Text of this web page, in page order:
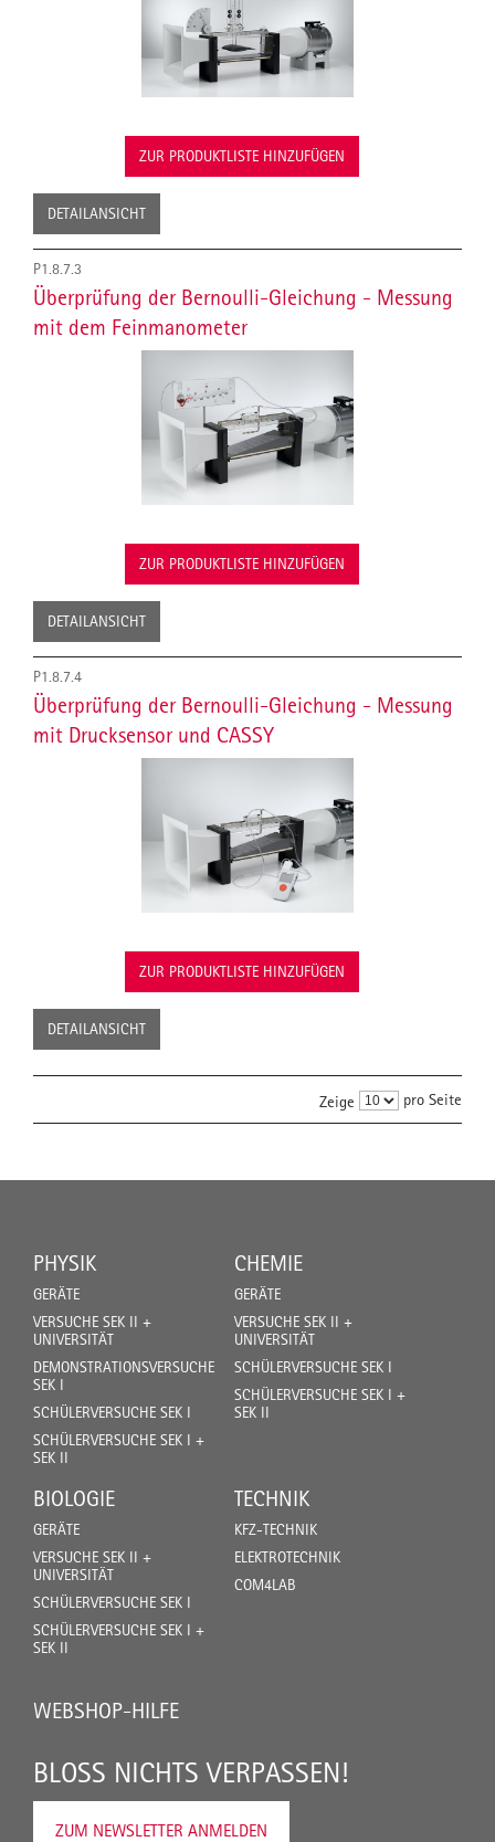
ZUR PRODUKTLISTE HINZUFÜGEN
DETAILANSICHT
P1.8.7.3
Überprüfung der Bernoulli-Gleichung - Messung
mit dem Feinmanometer
ZUR PRODUKTLISTE HINZUFÜGEN
DETAILANSICHT
P1.8.7.4
Überprüfung der Bernoulli-Gleichung - Messung
mit Drucksensor und CASSY
ZUR PRODUKTLISTE HINZUFÜGEN
DETAILANSICHT
Zeige pro Seite
PHYSIK
GERÄTE
VERSUCHE SEK II +
UNIVERSITÄT
DEMONSTRATIONSVERSUCHE
SEK I
SCHÜLERVERSUCHE SEK I
SCHÜLERVERSUCHE SEK I +
SEK II
CHEMIE
GERÄTE
VERSUCHE SEK II +
UNIVERSITÄT
SCHÜLERVERSUCHE SEK I
SCHÜLERVERSUCHE SEK I +
SEK II
BIOLOGIE
GERÄTE
VERSUCHE SEK II +
UNIVERSITÄT
SCHÜLERVERSUCHE SEK I
SCHÜLERVERSUCHE SEK I +
SEK II
TECHNIK
KFZ-TECHNIK
ELEKTROTECHNIK
COM4LAB
WEBSHOP-HILFE
BLOSS NICHTS VERPASSEN!
ZUM NEWSLETTER ANMELDEN